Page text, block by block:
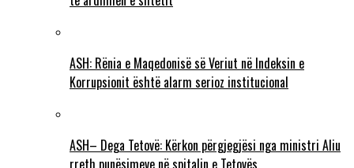
ASH: Rënia e Maqedonisë së Veriut në Indeksin e
Korrupsionit është alarm serioz institucional
ASH– Dega Tetovë: Kërkon përgjegjësi nga ministri Aliu